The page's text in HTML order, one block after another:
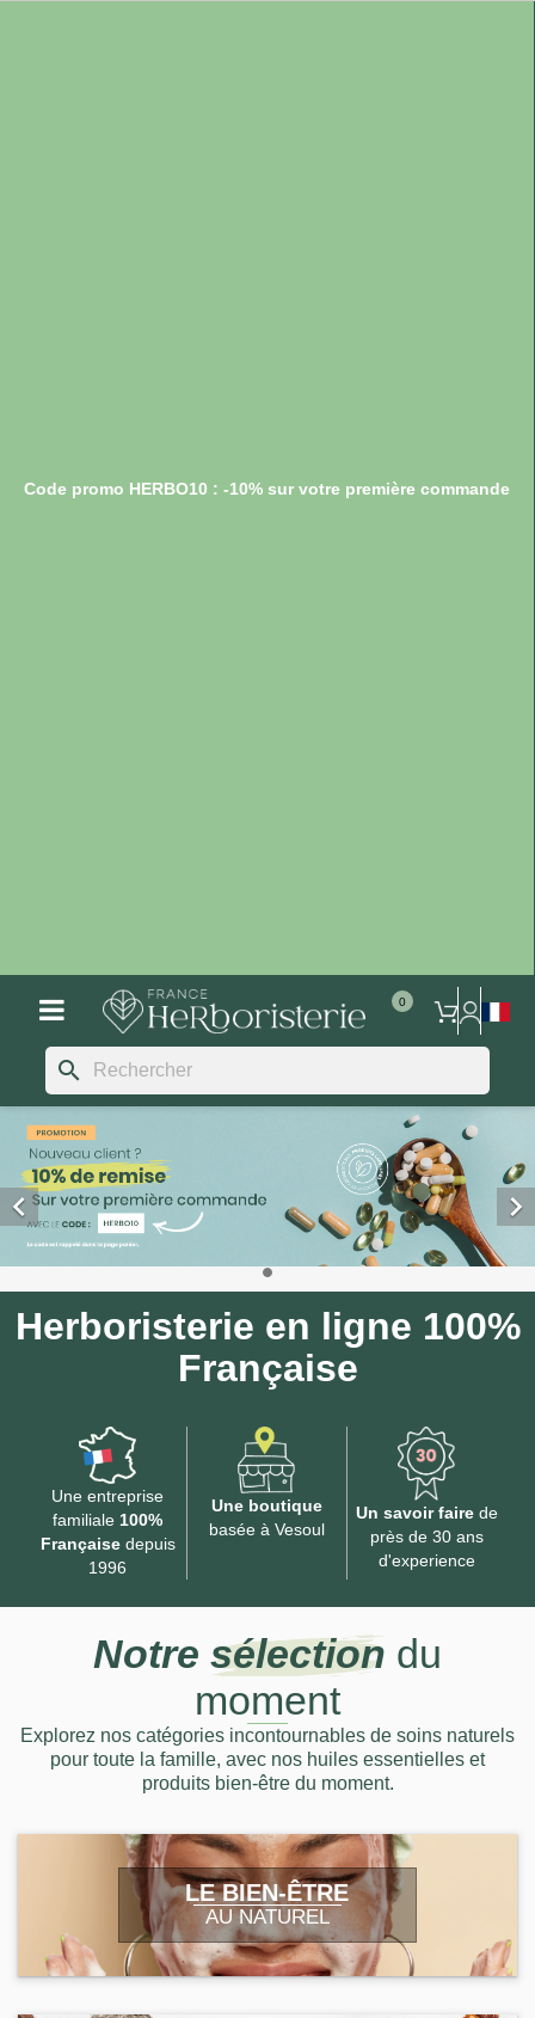
Code promo HERBO10 : -10% sur votre première commande
search
 
Herboristerie en ligne 100%
Française
Une entreprise
familiale100%
Française depuis
1996
Une boutique
basée à Vesoul
Un savoir faire de
près de 30 ans
d'experience
Notre sélection du
moment
Explorez nos catégories incontournables de soins naturels
pour toute la famille, avec nos huiles essentielles et
produits bien-être du moment.
LE BIEN-ÊTRE
AU NATUREL